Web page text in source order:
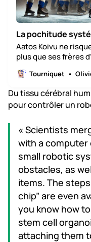
La pochitude
Aatos Koivu ne
plus que ses frères
Tourniquet
Du tissu cérébral
pour contrôler un
« Scientists
with a computer
small robotic
obstacles, as
items. The
chip” are even
you know how
stem cell
attaching them